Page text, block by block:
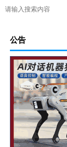
公告